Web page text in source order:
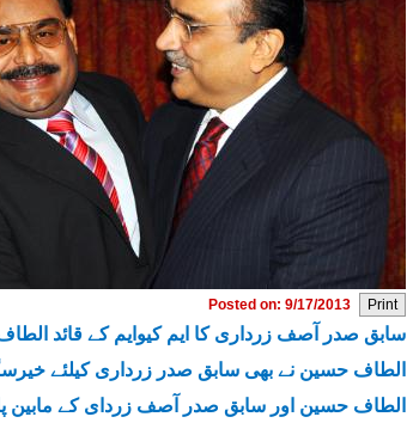
Posted on: 9/17/2013
سابق صدر آصف زرداری کا ایم کیوایم کے قائد الطاف حسین کو فون، 60 ویں
الطاف حسین نے بھی سابق صدر زرداری کیلئے
الطاف حسین اور سابق صدر آصف زردای کے مابین